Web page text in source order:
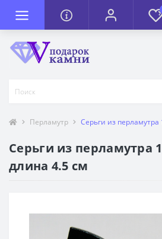
Перламутр Серьги из
Серьги из перламутра
длина 4.5 см